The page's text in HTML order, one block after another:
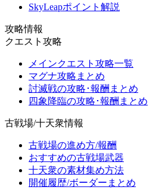
SkyLeapポイント解説
攻略情報
クエスト攻略
メインクエスト攻略一覧
マグナ攻略まとめ
討滅戦の攻略･報酬まとめ
四象降臨の攻略･報酬まとめ
古戦場/十天衆情報
古戦場の進め方/報酬
おすすめの古戦場武器
十天衆の素材集め方法
開催履歴/ボーダーまとめ